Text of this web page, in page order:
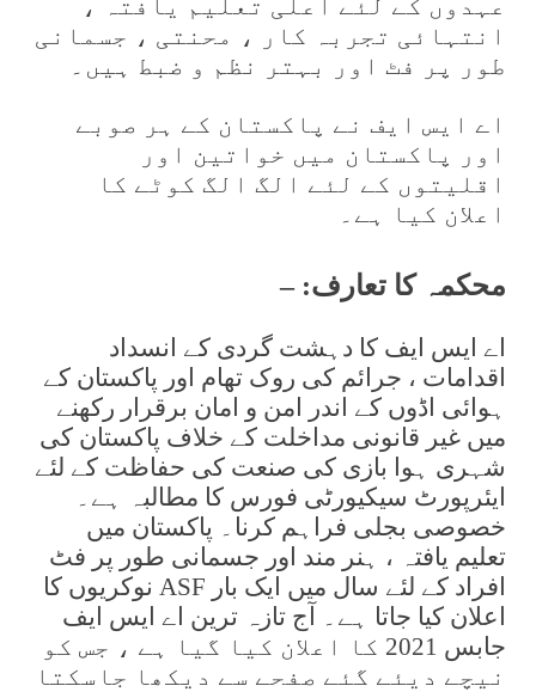
عہدوں کے لئے اعلی تعلیم یافتہ ،
انتہائی تجربہ کار ، محنتی ، جسمانی
طور پر فٹ اور بہتر نظم و ضبط ہیں۔
اے ایس ایف نے پاکستان کے ہر صوبے
اور پاکستان میں خواتین اور
اقلیتوں کے لئے الگ الگ کوٹے کا
اعلان کیا ہے۔
محکمہ کا تعارف: –
اے ایس ایف کا دہشت گردی کے انسداد
اقدامات ، جرائم کی روک تھام اور پاکستان کے
ہوائی اڈوں کے اندر امن و امان برقرار رکھنے
میں غیر قانونی مداخلت کے خلاف پاکستان کی
شہری ہوا بازی کی صنعت کی حفاظت کے لئے
ایئرپورٹ سیکیورٹی فورس کا مطالبہ ہے۔
خصوصی بجلی فراہم کرنا۔ پاکستان میں
تعلیم یافتہ ، ہنر مند اور جسمانی طور پر فٹ
افراد کے لئے سال میں ایک بار ASF نوکریوں کا
اعلان کیا جاتا ہے۔ آج تازہ ترین اے ایس ایف
جابس 2021 کا اعلان کیا گیا ہے ، جس کو
نیچے دیئے گئے صفحے سے دیکھا جاسکتا